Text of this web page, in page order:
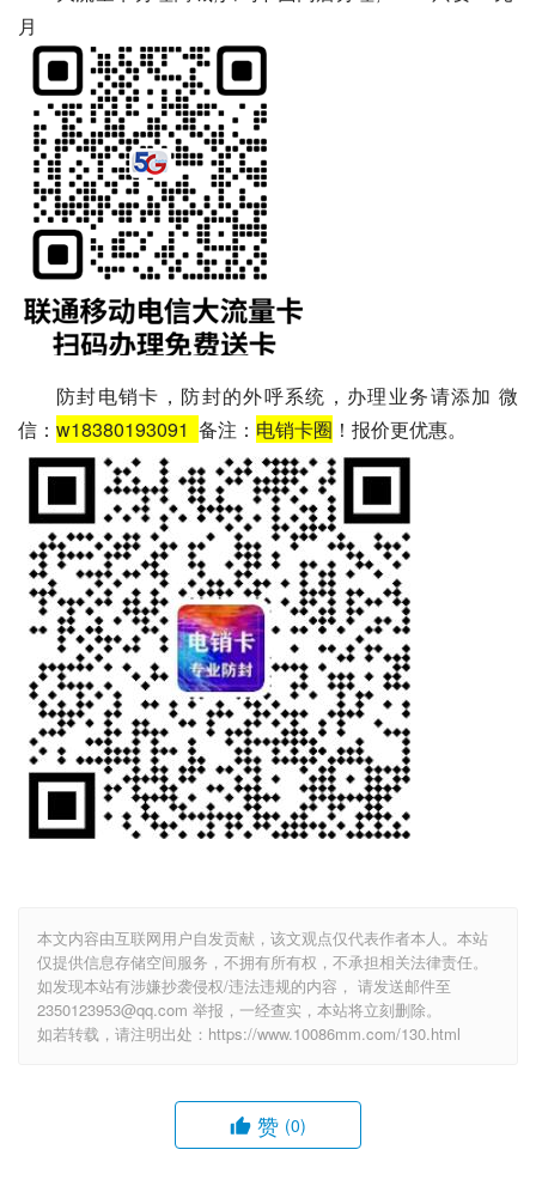
月
防封电销卡，防封的外呼系统，办理业务请添加 微
信： w18380193091 备注： 电销卡圈 ！报价更优惠。
本文内容由互联网用户自发贡献，该文观点仅代表作者本人。本站
仅提供信息存储空间服务，不拥有所有权，不承担相关法律责任。
如发现本站有涉嫌抄袭侵权/违法违规的内容， 请发送邮件至
2350123953@qq.com 举报，一经查实，本站将立刻删除。
如若转载，请注明出处：https://www.10086mm.com/130.html
赞 (0)